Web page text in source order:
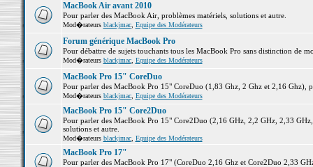
MacBook Air avant 2010
Pour parler des MacBook Air, problèmes matériels, solutions et autre.
Mod�rateurs blackjmac, Equipe des Modérateurs
Forum générique MacBook Pro
Pour débattre de sujets touchants tous les MacBook Pro sans distinction de
Mod�rateurs blackjmac, Equipe des Modérateurs
MacBook Pro 15" CoreDuo
Pour parler des MacBook Pro 15" CoreDuo (1,83 Ghz, 2 Ghz et 2,16 Ghz),
Mod�rateurs blackjmac, Equipe des Modérateurs
MacBook Pro 15" Core2Duo
Pour parler des MacBook Pro 15" Core2Duo (2,16 GHz, 2,2 GHz, 2,33
solutions et autre.
Mod�rateurs blackjmac, Equipe des Modérateurs
MacBook Pro 17"
Pour parler des MacBook Pro 17" (CoreDuo 2,16 Ghz et Core2Duo 2,33